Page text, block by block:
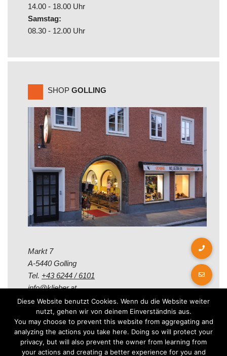
14.00 - 18.00 Uhr
Samstag:
08.30 - 12.00 Uhr
SHOP GOLLING
Markt 7
A-5440 Golling
Tel. +43 6244 / 6101
info@klieber.at
Öffungszeiten
Montag - Freitag:
Diese Website benutzt Cookies. Wenn du die Website weiter
nutzt, gehen wir von deinem Einverständnis aus.
You may choose to prevent this website from aggregating and
analyzing the actions you take here. Doing so will protect your
privacy, but will also prevent the owner from learning from
your actions and creating a better experience for you and